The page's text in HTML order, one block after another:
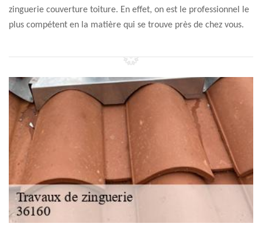
zinguerie couverture toiture. En effet, on est le professionnel le
plus compétent en la matière qui se trouve près de chez vous.